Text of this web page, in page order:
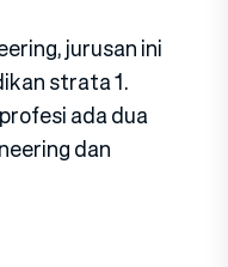
jurusan ini
strata 1.
ada dua
dan